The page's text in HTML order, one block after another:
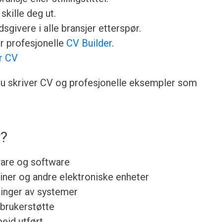
deg ut.
i alle bransjer etterspør.
profesjonelle CV Builder.
CV
skriver CV og profesjonelle eksempler som
og software
og andre elektroniske enheter
av systemer